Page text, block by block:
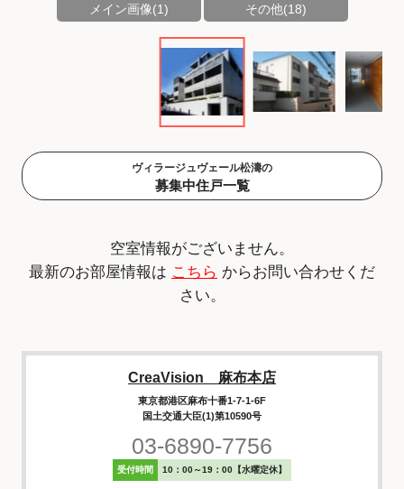
メイン画像(1) その他(18)
ヴィラージュヴェール松濤の
募集中住戸一覧
空室情報がございません。
最新のお部屋情報は こちら からお問い合わせくだ
さい。
CreaVision 麻布本店
東京都港区麻布十番1-7-1-6F
国土交通大臣(1)第10590号
03-6890-7756
受付時間 10：00～19：00【水曜定休】